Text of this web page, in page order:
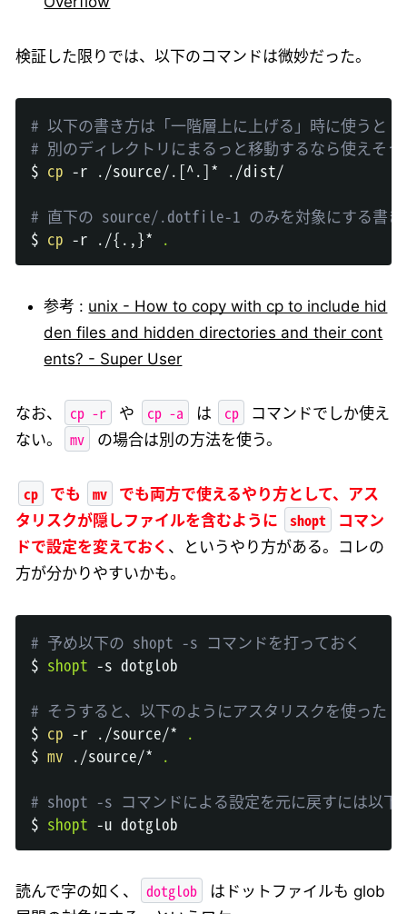
検証した限りでは、以下のコマンドは微妙だった。
# 以下の書き方は「一階層上に上げる」時に使うと
# 別のディレクトリにまるっと移動するなら使えそう
$ cp -r ./source/. [^.]* ./dist/
# 直下の source/.dotfile-1 のみを対象にする書き
$ cp -r ./{ .,}* .
参考 : unix - How to copy with cp to include hid
den files and hidden directories and their cont
ents? - Super User
なお、 cp -r や cp -a は cp
コマンドでしか使え
ない。
mv の場合は別の方法を使う。
cp でも mv
でも両方で使えるやり方として、アス
タリスクが隠しファイルを含むように
shopt
コマン
ドで設定を変えておく 、というやり方がある。コレの
方が分かりやすいかも。
# 予め以下の shopt -s コマンドを打っておく
$ shopt -s dotglob
# そうすると、以下のようにアスタリスクを使った
$ cp -r ./source/* .
$ mv ./source/* .
# shopt -s コマンドによる設定を元に戻すには以下
$ shopt
読んで字の如く、 dotglob
はドットファイルも glob